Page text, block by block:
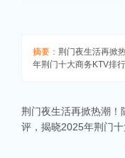
摘要： 荆门夜生活再掀
年荆门十大商务KTV排
荆门夜生活再掀热潮！
评，揭晓2025年荆门